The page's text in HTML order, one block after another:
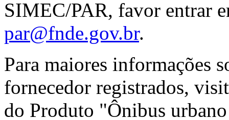
SIMEC/PAR, favor entrar
par@fnde.gov.br.
Para maiores informações
fornecedor registrados,
do Produto "Ônibus